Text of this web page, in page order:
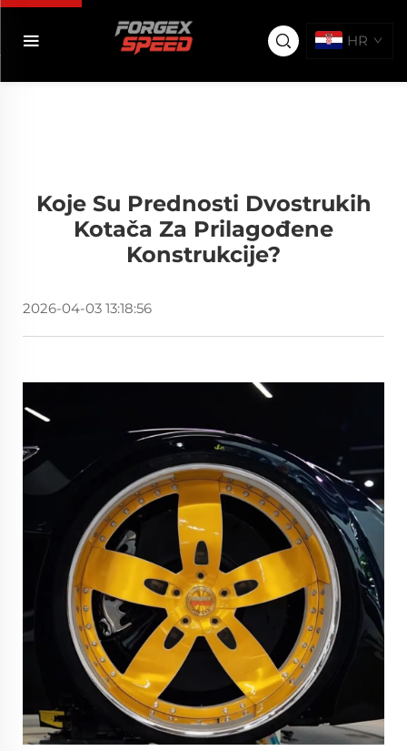
HR
Koje Su Prednosti Dvostrukih
Kotača Za Prilagođene
Konstrukcije?
2026-04-03 13:18:56